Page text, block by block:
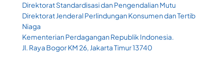
Direktorat Standardisasi dan Pengendalian Mutu
Direktorat Jenderal Perlindungan Konsumen dan Tertib
Niaga
Kementerian Perdagangan Republik Indonesia.
Jl. Raya Bogor KM 26, Jakarta Timur 13740